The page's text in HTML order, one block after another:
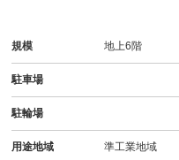
規模 地上6階
駐車場
駐輪場
用途地域 準工業地域